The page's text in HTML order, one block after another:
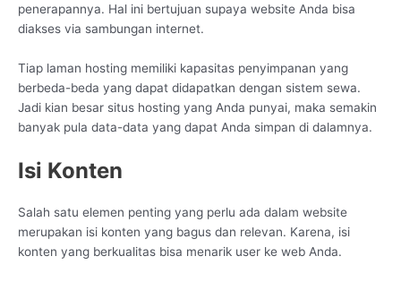
penerapannya. Hal ini bertujuan supaya website Anda bisa
diakses via sambungan internet.
Tiap laman hosting memiliki kapasitas penyimpanan yang
berbeda-beda yang dapat didapatkan dengan sistem sewa.
Jadi kian besar situs hosting yang Anda punyai, maka semakin
banyak pula data-data yang dapat Anda simpan di dalamnya.
Isi Konten
Salah satu elemen penting yang perlu ada dalam website
merupakan isi konten yang bagus dan relevan. Karena, isi
konten yang berkualitas bisa menarik user ke web Anda.